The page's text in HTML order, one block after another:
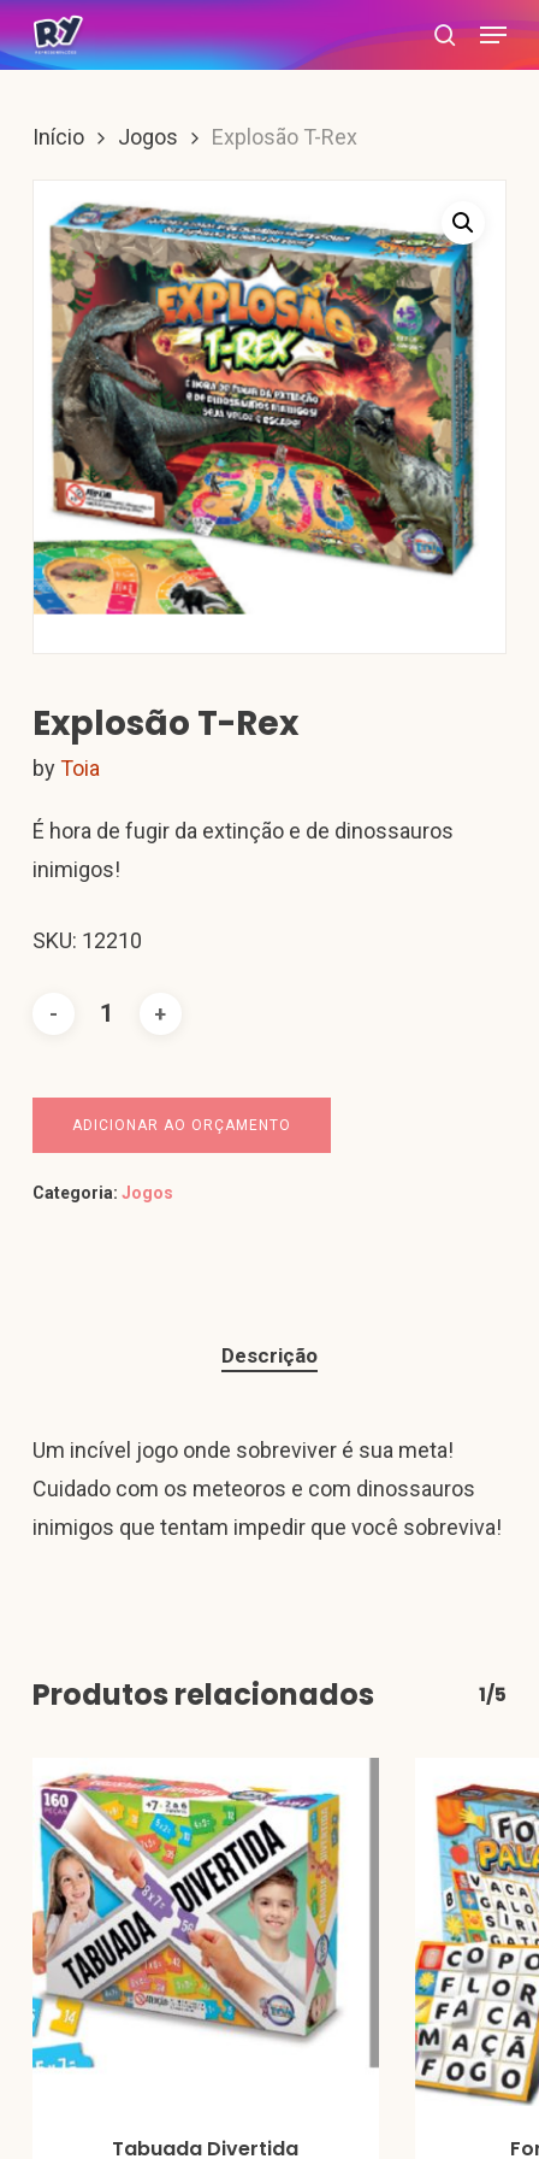
Skip
to
content
search
Menu
Início Jogos Explosão T-Rex
Explosão T-Rex
byToia
É hora de fugir da extinção e de dinossauros
inimigos!
SKU: 12210
ADICIONAR AO ORÇAMENTO
Categoria: Jogos
Descrição
Um incível jogo onde sobreviver é sua meta!
Cuidado com os meteoros e com dinossauros
inimigos que tentam impedir que você sobreviva!
Produtos relacionados 1/5
Tabuada Divertida